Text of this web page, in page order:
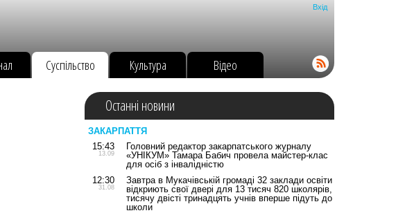
Вхід
Суспільство Культура Відео
Останні новини
ЗАКАРПАТТЯ
15:43
13.09
Головний редактор закарпатського журналу
«УНІКУМ» Тамара Бабич провела майстер-клас
для осіб з інвалідністю
12:30
31.08
Завтра в Мукачівській громаді 32 заклади освіти
відкриють свої двері для 13 тисяч 820 школярів,
тисячу двісті тринадцять учнів вперше підуть до
школи